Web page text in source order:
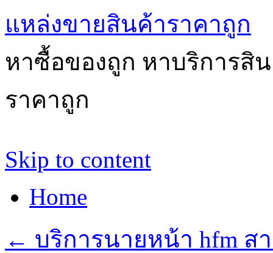
แหล่งขายสินค้าราคาถูก
หาซื้อของถูก หาบริการสิ
ราคาถูก
Skip to content
Home
← บริการนายหน้า hfm ส